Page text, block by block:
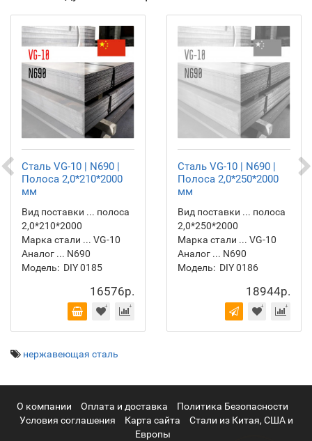
Сталь VG-10 | N690 |
Полоса 2,0*210*2000
мм
Вид поставки ... полоса
2,0*210*2000
Марка стали ... VG-10
Аналог ... N690
Модель: DIY 0185
16576р.
Сталь VG-10 | N690 |
Полоса 2,0*250*2000
мм
Вид поставки ... полоса
2,0*250*2000
Марка стали ... VG-10
Аналог ... N690
Модель: DIY 0186
18944р.
нержавеющая сталь
О компании Оплата и доставка
Политика Безопасности
Условия соглашения
Карта сайта
Стали из Китая, США и
Европы